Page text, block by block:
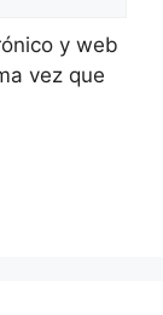
y web
vez que